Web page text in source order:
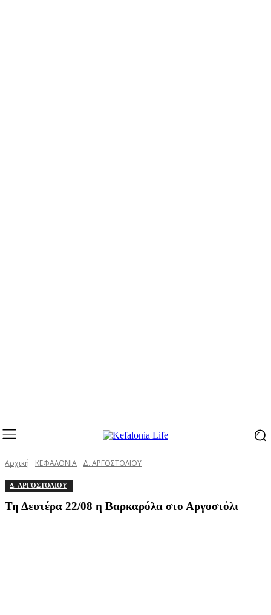
Αρχική ΚΕΦΑΛΟΝΙΑ Δ. ΑΡΓΟΣΤΟΛΙΟΥ
Δ. ΑΡΓΟΣΤΟΛΙΟΥ
Τη Δευτέρα 22/08 η Βαρκαρόλα στο Αργοστόλι